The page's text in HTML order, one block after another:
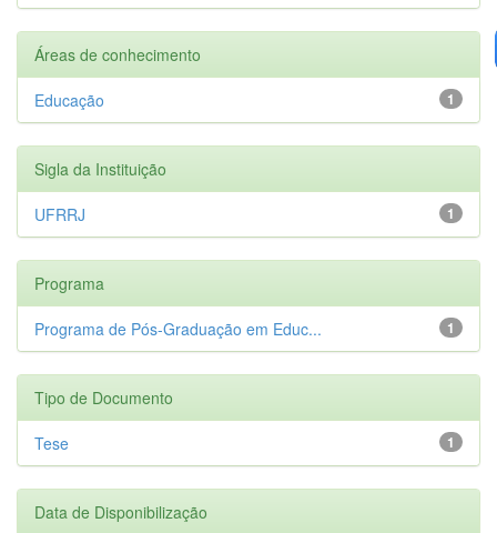
Áreas de conhecimento
1
Educação
Sigla da Instituição
1
UFRRJ
Programa
1
Programa de Pós-Graduação em Educ...
Tipo de Documento
1
Tese
Data de Disponibilização